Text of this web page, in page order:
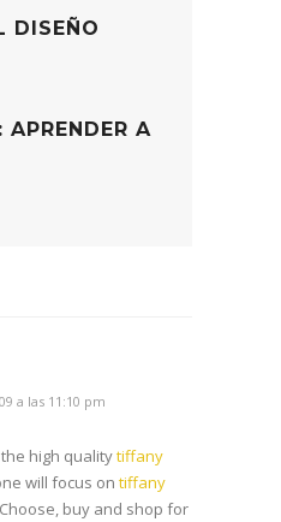
DISEÑO
APRENDER A
a las 11:10 pm
high qualitytiffany
will focus on tiffany
buy and shop for